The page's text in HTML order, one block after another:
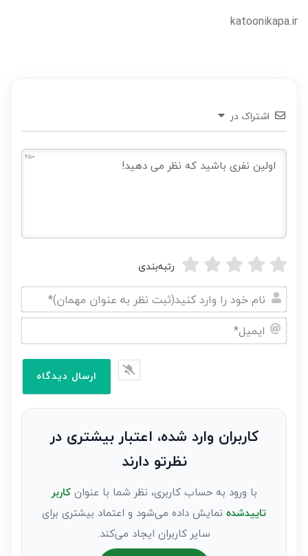
katoonikapa.ir
اشتراک در
650
رتبه‌بندی
نام
خود
نظر
کاربران وارد شده، اعتبار بیشتری در
نظرتو دارند
با ورود به حساب کاربری، نظر شما با عنوانکاربر
تاییدشده نمایش داده می‌شود و اعتماد بیشتری برای
سایر کاربران ایجاد می‌کند.